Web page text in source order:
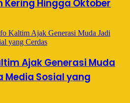
Kering Hingga Oktober
Ajak Generasi Muda
Media Sosial yang